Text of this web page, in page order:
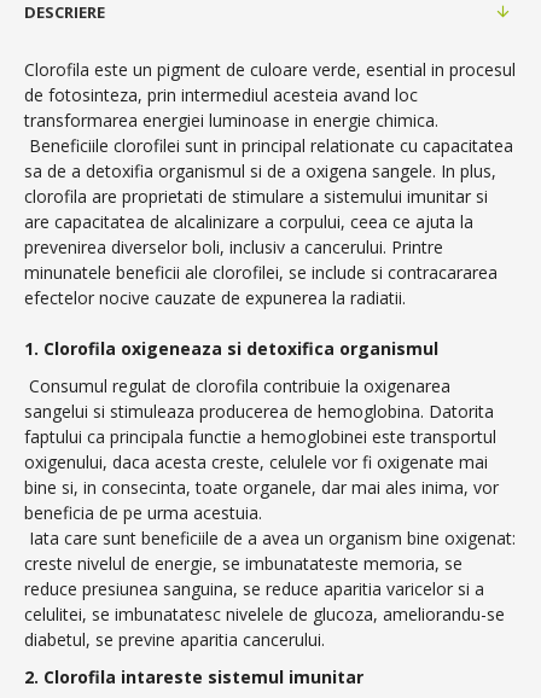
DESCRIERE
Clorofila este un pigment de culoare verde, esential in procesul
de fotosinteza, prin intermediul acesteia avand loc
transformarea energiei luminoase in energie chimica.
Beneficiile clorofilei sunt in principal relationate cu capacitatea
sa de a detoxifia organismul si de a oxigena sangele. In plus,
clorofila are proprietati de stimulare a sistemului imunitar si
are capacitatea de alcalinizare a corpului, ceea ce ajuta la
prevenirea diverselor boli, inclusiv a cancerului. Printre
minunatele beneficii ale clorofilei, se include si contracararea
efectelor nocive cauzate de expunerea la radiatii.
1. Clorofila oxigeneaza si detoxifica organismul
Consumul regulat de clorofila contribuie la oxigenarea
sangelui si stimuleaza producerea de hemoglobina. Datorita
faptului ca principala functie a hemoglobinei este transportul
oxigenului, daca acesta creste, celulele vor fi oxigenate mai
bine si, in consecinta, toate organele, dar mai ales inima, vor
beneficia de pe urma acestuia.
Iata care sunt beneficiile de a avea un organism bine oxigenat:
creste nivelul de energie, se imbunatateste memoria, se
reduce presiunea sanguina, se reduce aparitia varicelor si a
celulitei, se imbunatatesc nivelele de glucoza, ameliorandu-se
diabetul, se previne aparitia cancerului.
2. Clorofila intareste sistemul imunitar